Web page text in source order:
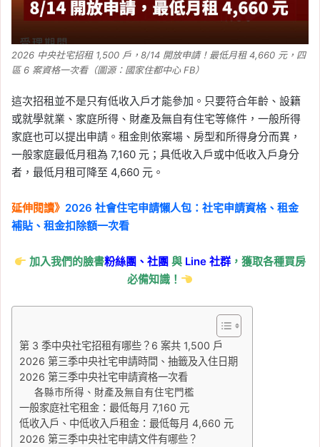
2026 中央社宅招租 1,500 戶，8/14 開放申請！最低月租 4,660 元，四
區 6 案資格一次看（圖源：國家住都中心 FB）
這次招租並不是只有低收入戶才能參加。只要符合年齡、設籍
或就學就業、家庭所得、財產及無自有住宅等條件，一般所得
家庭也可以提出申請。租金則依案場、房型和所得身分而異，
一般家庭最低月租為 7,160 元；具低收入戶或中低收入戶身分
者，最低月租可降至 4,660 元。
延伸閱讀》 2026 社會住宅申請懶人包：社宅申請資格、租金
補貼、租金扣除額一次看
加入我們的臉書粉絲團、社團與 Line社群 ，獲取各種買房
必備知識！
第 3 季中央社宅招租有哪些？6 案共 1,500 戶
2026 第三季中央社宅申請時間、抽籤及入住日期
2026 第三季中央社宅申請資格一次看
各縣市所得、財產及無自有住宅門檻
一般家庭社宅租金：最低每月 7,160 元
低收入戶、中低收入戶租金：最低每月 4,660 元
2026 第三季中央社宅申請文件有哪些？